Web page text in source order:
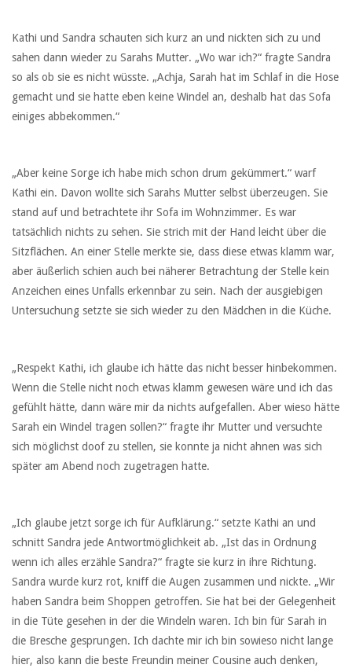
Kathi und Sandra schauten sich kurz an und nickten sich zu und
sahen dann wieder zu Sarahs Mutter. „Wo war ich?“ fragte Sandra
so als ob sie es nicht wüsste. „Achja, Sarah hat im Schlaf in die Hose
gemacht und sie hatte eben keine Windel an, deshalb hat das Sofa
einiges abbekommen.“
„Aber keine Sorge ich habe mich schon drum gekümmert.“ warf
Kathi ein. Davon wollte sich Sarahs Mutter selbst überzeugen. Sie
stand auf und betrachtete ihr Sofa im Wohnzimmer. Es war
tatsächlich nichts zu sehen. Sie strich mit der Hand leicht über die
Sitzflächen. An einer Stelle merkte sie, dass diese etwas klamm war,
aber äußerlich schien auch bei näherer Betrachtung der Stelle kein
Anzeichen eines Unfalls erkennbar zu sein. Nach der ausgiebigen
Untersuchung setzte sie sich wieder zu den Mädchen in die Küche.
„Respekt Kathi, ich glaube ich hätte das nicht besser hinbekommen.
Wenn die Stelle nicht noch etwas klamm gewesen wäre und ich das
gefühlt hätte, dann wäre mir da nichts aufgefallen. Aber wieso hätte
Sarah ein Windel tragen sollen?“ fragte ihr Mutter und versuchte
sich möglichst doof zu stellen, sie konnte ja nicht ahnen was sich
später am Abend noch zugetragen hatte.
„Ich glaube jetzt sorge ich für Aufklärung.“ setzte Kathi an und
schnitt Sandra jede Antwortmöglichkeit ab. „Ist das in Ordnung
wenn ich alles erzähle Sandra?“ fragte sie kurz in ihre Richtung.
Sandra wurde kurz rot, kniff die Augen zusammen und nickte. „Wir
haben Sandra beim Shoppen getroffen. Sie hat bei der Gelegenheit
in die Tüte gesehen in der die Windeln waren. Ich bin für Sarah in
die Bresche gesprungen. Ich dachte mir ich bin sowieso nicht lange
hier, also kann die beste Freundin meiner Cousine auch denken,